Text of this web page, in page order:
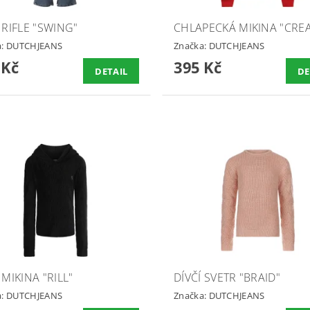
"SWING"
DUTCHJEANS
DETAIL
CHLAPECKÁ MIKINA
Značka: DUTCHJEANS
395 Kč
"RILL"
DUTCHJEANS
DÍVČÍ SVETR "BRAID"
Značka: DUTCHJEANS